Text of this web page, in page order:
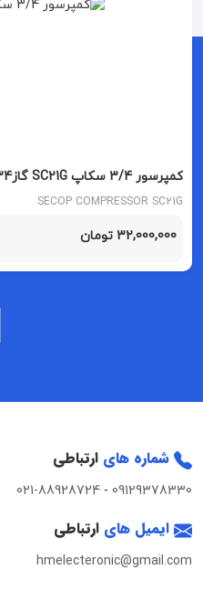
کمپرسور 3/4 سکاپ SC21G گاز134
SECOP COMPRESSOR SC21G
32,000,000 تومان
شماره های ارتباطی
09129378330
-
021-88928724
ایمیل های ارتباطی
hmelecteronic@gmail.com